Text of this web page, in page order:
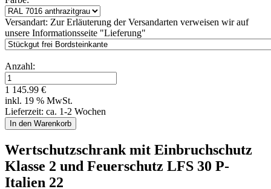
Versandart: Zur Erläuterung der Versandarten verweisen wir auf
unsere Informationsseite "Lieferung"
Anzahl:
1 145.99 €
inkl. 19 % MwSt.
Lieferzeit: ca. 1-2 Wochen
Wertschutzschrank mit Einbruchschutz
Klasse 2 und Feuerschutz LFS 30 P-
Italien 22